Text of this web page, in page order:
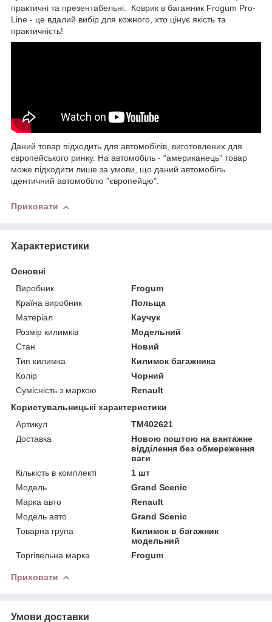
практичні та презентабельні. Коврик в багажник Frogum Pro-
Line - це вдалий вибір для кожного, хто цінує якість та
практичність!
Даний товар підходить для автомобілів, виготовлених для
європейського ринку. На автомобіль - "американець" товар
може підходити лише за умови, що даний автомобіль
ідентичний автомобілю "європейцю".
Приховати
Характеристики
Основні
Виробник
Frogum
Країна виробник
Польща
Матеріал
Каучук
Розмір килимків
Модельний
Стан
Новий
Тип килимка
Килимок багажника
Колір
Чорний
Сумісність з маркою
Renault
Користувальницькі характеристики
Артикул
TM402621
Доставка
Новою поштою на вантажне
відділення без обмереження
ваги
Кількість в комплекті
1 шт
Мoдель
Grand Scenic
Марка авто
Renault
Модель авто
Grand Scenic
Товарна група
Килимок в багажник
модельний
Торгівельна марка
Frogum
Приховати
Умови доставки